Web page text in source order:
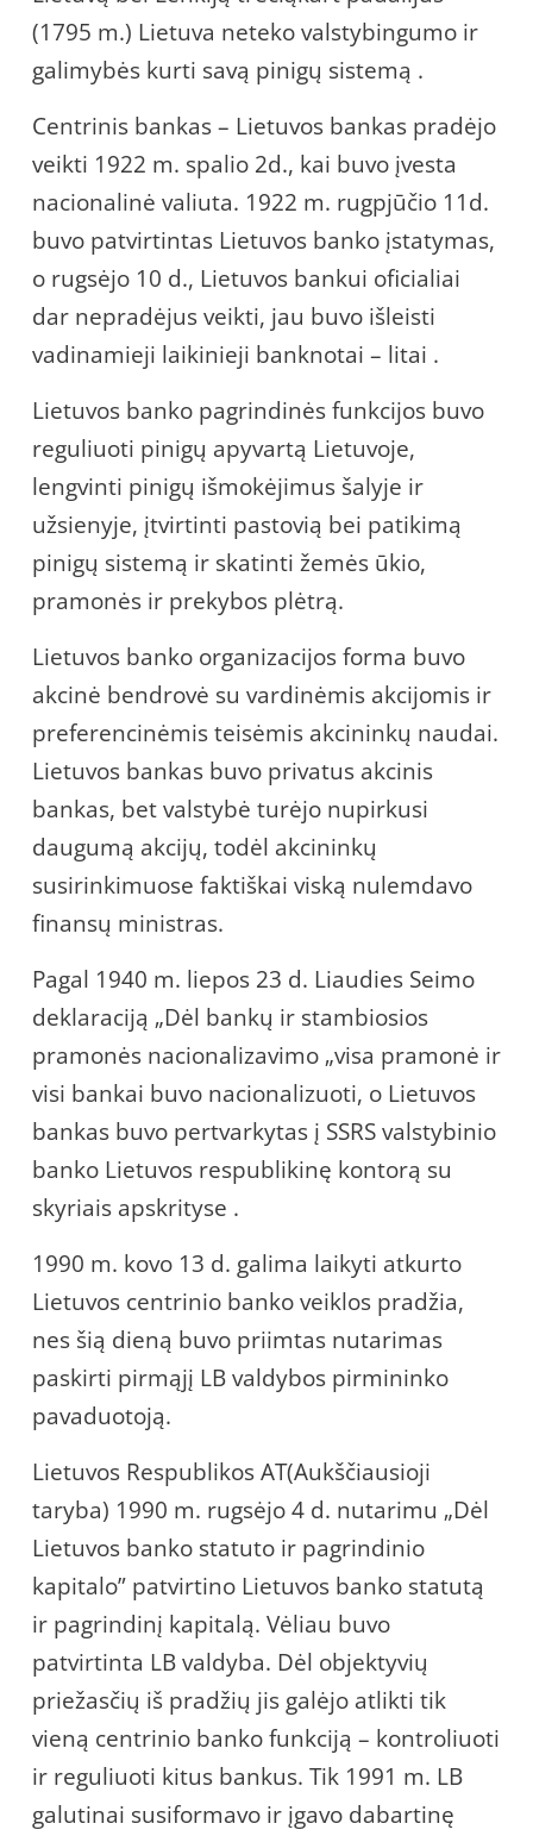
(1795 m.) Lietuva neteko valstybingumo ir
galimybės kurti savą pinigų sistemą .
Centrinis bankas – Lietuvos bankas pradėjo
veikti 1922 m. spalio 2d., kai buvo įvesta
nacionalinė valiuta. 1922 m. rugpjūčio 11d.
buvo patvirtintas Lietuvos banko įstatymas,
o rugsėjo 10 d., Lietuvos bankui oficialiai
dar nepradėjus veikti, jau buvo išleisti
vadinamieji laikinieji banknotai – litai .
Lietuvos banko pagrindinės funkcijos buvo
reguliuoti pinigų apyvartą Lietuvoje,
lengvinti pinigų išmokėjimus šalyje ir
užsienyje, įtvirtinti pastovią bei patikimą
pinigų sistemą ir skatinti žemės ūkio,
pramonės ir prekybos plėtrą.
Lietuvos banko organizacijos forma buvo
akcinė bendrovė su vardinėmis akcijomis ir
preferencinėmis teisėmis akcininkų naudai.
Lietuvos bankas buvo privatus akcinis
bankas, bet valstybė turėjo nupirkusi
daugumą akcijų, todėl akcininkų
susirinkimuose faktiškai viską nulemdavo
finansų ministras.
Pagal 1940 m. liepos 23 d. Liaudies Seimo
deklaraciją „Dėl bankų ir stambiosios
pramonės nacionalizavimo „visa pramonė ir
visi bankai buvo nacionalizuoti, o Lietuvos
bankas buvo pertvarkytas į SSRS valstybinio
banko Lietuvos respublikinę kontorą su
skyriais apskrityse .
1990 m. kovo 13 d. galima laikyti atkurto
Lietuvos centrinio banko veiklos pradžia,
nes šią dieną buvo priimtas nutarimas
paskirti pirmąjį LB valdybos pirmininko
pavaduotoją.
Lietuvos Respublikos AT(Aukščiausioji
taryba) 1990 m. rugsėjo 4 d. nutarimu „Dėl
Lietuvos banko statuto ir pagrindinio
kapitalo” patvirtino Lietuvos banko statutą
ir pagrindinį kapitalą. Vėliau buvo
patvirtinta LB valdyba. Dėl objektyvių
priežasčių iš pradžių jis galėjo atlikti tik
vieną centrinio banko funkciją – kontroliuoti
ir reguliuoti kitus bankus. Tik 1991 m. LB
galutinai susiformavo ir įgavo dabartinę